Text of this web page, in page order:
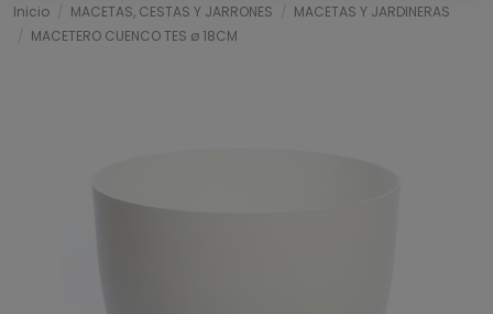
Inicio MACETAS, CESTAS Y JARRONES
MACETAS Y JARDINERAS
MACETERO CUENCO TES ø 18CM